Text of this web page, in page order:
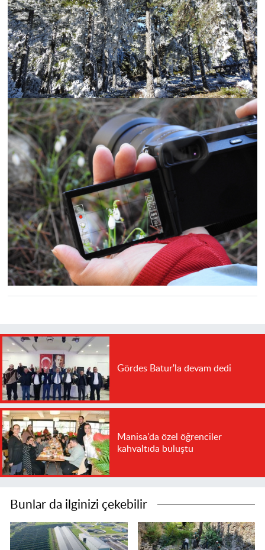
Gördes Batur'la devam dedi
Manisa'da özel öğrenciler
kahvaltıda buluştu
Bunlar da ilginizi çekebilir